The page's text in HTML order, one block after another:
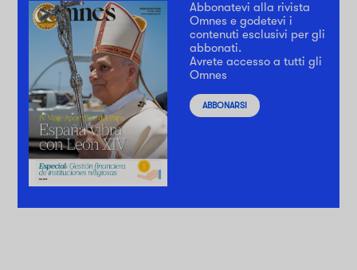
Abbonatevi alla rivista
Omnes e godetevi i
contenuti esclusivi per gli
abbonati.
Avrete accesso a tutti gli
Omnes
ABBONARSI